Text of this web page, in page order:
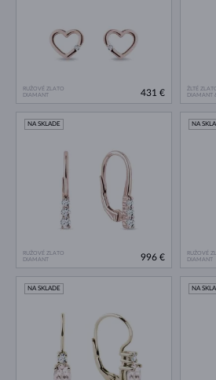
RUŽOVÉ ZLATO
DIAMANT
431 €
ŽLTÉ
DIAMANT
RUŽOVÉ ZLATO
DIAMANT
NA SKLADE
996 €
RUŽOVÉ
DIAMANT
NA
NA SKLADE NA